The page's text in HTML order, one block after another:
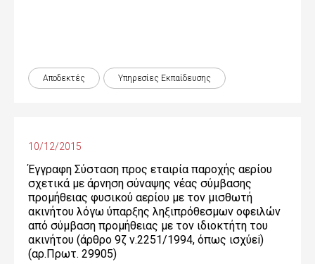
Αποδεκτές Υπηρεσίες Εκπαίδευσης
10/12/2015
Έγγραφη Σύσταση προς εταιρία παροχής αερίου
σχετικά με άρνηση σύναψης νέας σύμβασης
προμήθειας φυσικού αερίου με τον μισθωτή
ακινήτου λόγω ύπαρξης ληξιπρόθεσμων οφειλών
από σύμβαση προμήθειας με τον ιδιοκτήτη του
ακινήτου (άρθρο 9ζ ν.2251/1994, όπως ισχύεi)
(αρ.Πρωτ. 29905)